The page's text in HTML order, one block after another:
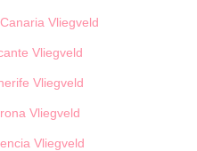
Vliegveld
Vliegveld
Vliegveld
Vliegveld
Vliegveld